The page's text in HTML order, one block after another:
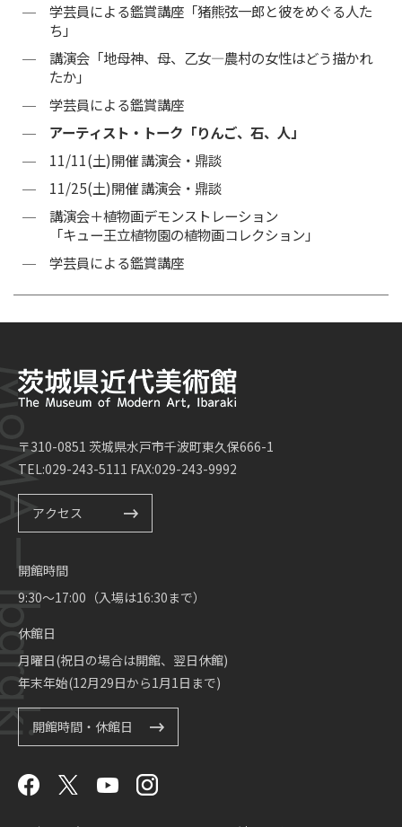
学芸員による鑑賞講座「猪熊弦一郎と彼をめぐる人た
ち」
講演会「地母神、母、乙女―農村の女性はどう描かれ
たか」
学芸員による鑑賞講座
アーティスト・トーク「りんご、石、人」
11/11(土)開催 講演会・鼎談
11/25(土)開催 講演会・鼎談
講演会＋植物画デモンストレーション
「キュー王立植物園の植物画コレクション」
学芸員による鑑賞講座
〒310-0851 茨城県水戸市千波町東久保666-1
TEL:029-243-5111 FAX:029-243-9992
アクセス
開館時間
9:30～17:00（入場は16:30まで）
休館日
月曜日(祝日の場合は開館、翌日休館)
年末年始(12月29日から1月1日まで)
開館時間・休館日